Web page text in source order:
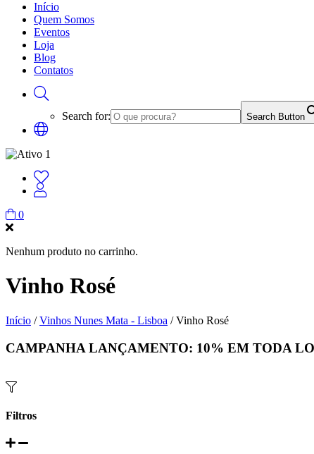
Início
Quem Somos
Eventos
Loja
Blog
Contatos
Search for: Search Button
0
Nenhum produto no carrinho.
Vinho Rosé
Início /Vinhos Nunes Mata - Lisboa / Vinho Rosé
CAMPANHA LANÇAMENTO: 10% EM TODA
Filtros